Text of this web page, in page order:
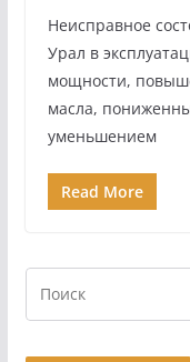
Неисправное
Урал в
мощности,
масла,
уменьшением
Read More